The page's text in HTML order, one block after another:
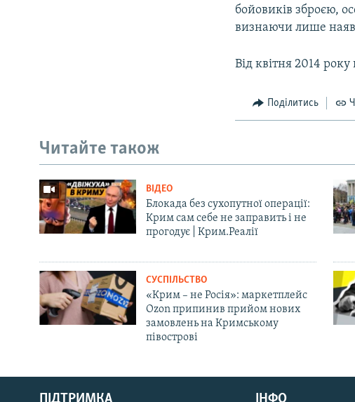
Русский
Qırımtatar
бойовиків зброєю,
визнаючи лише
Від квітня 2014
Поділитись
Читайте також
ВІДЕО
Блокада без сухопутної операції:
Крим сам себе не заправить і не
прогодує | Крим.Реалії
СУСПІЛЬСТВО
«Крим – не Росія»: маркетплейс
Ozon припинив прийом нових
замовлень на Кримському
півострові
ПІДТРИМКА ІНФО